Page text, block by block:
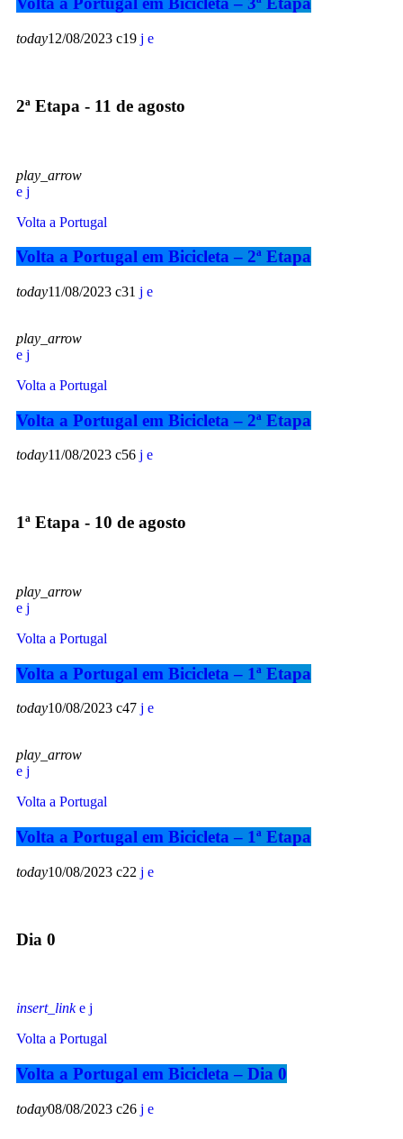
today12/08/2023 19
2ª Etapa - 11 de agosto
play_arrow
Volta a Portugal
Volta a Portugal em Bicicleta – 2ª Etapa
today11/08/2023 31
play_arrow
Volta a Portugal
Volta a Portugal em Bicicleta – 2ª Etapa
today11/08/2023 56
1ª Etapa - 10 de agosto
play_arrow
Volta a Portugal
Volta a Portugal em Bicicleta – 1ª Etapa
today10/08/2023 47
play_arrow
Volta a Portugal
Volta a Portugal em Bicicleta – 1ª Etapa
today10/08/2023 22
Dia 0
insert_link
Volta a Portugal
Volta a Portugal em Bicicleta – Dia 0
today08/08/2023 26